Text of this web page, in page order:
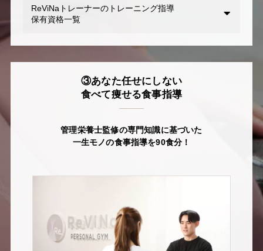
ReViNaトレーナーのトレーニング指導
保有資格一覧
③あなた任せにしない
食べて痩せる食事指導
管理栄養士監修の専門知識に基づいた
一生モノの食事指導を90食分！